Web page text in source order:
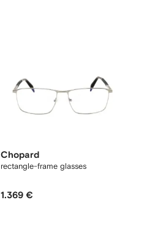
Chopard
rectangle-frame glasses
1.369 €